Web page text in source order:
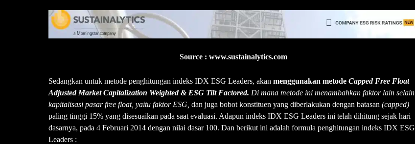
Source : www.sustainalytics.com
Sedangkan untuk metode penghitungan indeks IDX ESG Leaders, akan menggunakan metode Capped Free Float
Adjusted Market Capitalization Weighted & ESG Tilt Factored. Di mana metode ini menambahkan faktor lain selain
kapitalisasi pasar free float, yaitu faktor ESG, dan juga bobot konstituen yang diberlakukan dengan batasan (capped)
paling tinggi 15% yang disesuaikan pada saat evaluasi. Adapun indeks IDX ESG Leaders ini telah dihitung sejak hari
dasarnya, pada 4 Februari 2014 dengan nilai dasar 100. Dan berikut ini adalah formula penghitungan indeks IDX ESG
Leaders :